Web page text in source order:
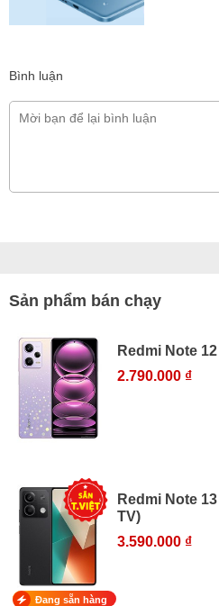
Bình luận
Sản phẩm bán chạy
Redmi Note
2.790.000 ₫
Redmi Note
TV)
3.590.000 ₫
Đang sẵn hàng